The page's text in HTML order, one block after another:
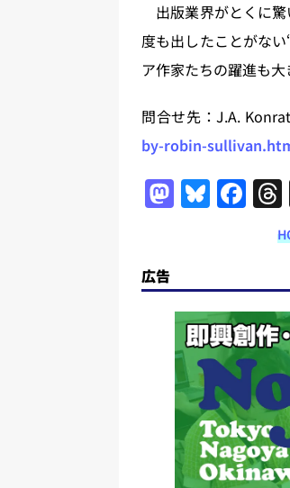
出版業界がとくに
度も出したことがな
ア作家たちの躍進も
問合せ先：J.A.
by-robin-
M
a
o
d
o
n
Bl
u
s
k
y
F
a
e
b
o
o
k
広告